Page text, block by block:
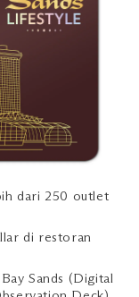
dari 250 outlet
di restoran
Sands (Digital